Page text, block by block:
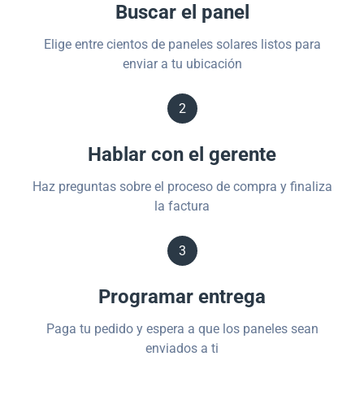
Buscar el panel
Elige entre cientos de paneles solares listos para
enviar a tu ubicación
2
Hablar con el gerente
Haz preguntas sobre el proceso de compra y finaliza
la factura
3
Programar entrega
Paga tu pedido y espera a que los paneles sean
enviados a ti